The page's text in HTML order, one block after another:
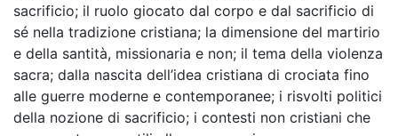
sacrificio; il ruolo giocato dal corpo e dal sacrificio di
sé nella tradizione cristiana; la dimensione del martirio
e della santità, missionaria e non; il tema della violenza
sacra; dalla nascita dell’idea cristiana di crociata fino
alle guerre moderne e contemporanee; i risvolti politici
della nozione di sacrificio; i contesti non cristiani che